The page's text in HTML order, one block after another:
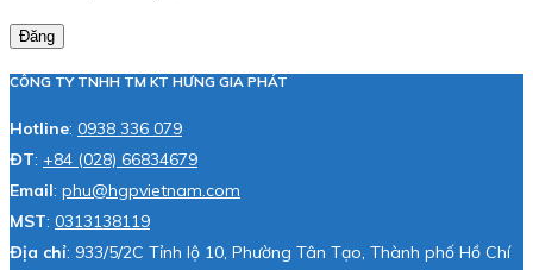
Đăng
CÔNG TY TNHH TM KT HƯNG GIA PHÁT
Hotline: 0938 336 079
ĐT: +84 (028) 66834679
Email: phu@hgpvietnam.com
MST: 0313138119
Địa chỉ: 933/5/2C Tỉnh lộ 10, Phường Tân Tạo, Thành phố Hồ Chí